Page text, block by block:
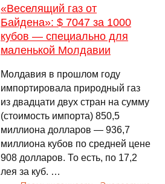
«Веселящий газ от
Байдена»: $ 7047 за 1000
кубов — специально для
маленькой Молдавии
Молдавия в прошлом году
импортировала природный газ
из двадцати двух стран на сумму
(стоимость импорта) 850,5
миллиона долларов — 936,7
миллиона кубов по средней цене
908 долларов. То есть, по 17,2
лея за куб. …